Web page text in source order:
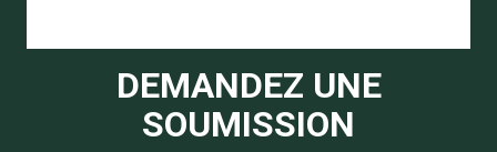
DEMANDEZ UNE
SOUMISSION